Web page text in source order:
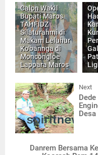
Calon Wakil
Bupati Maros
TAHFIDZ
Silaturahmi di
Makam Leluhur
Ko'bannga di
Moncongloe
Lappara Maros
Next
Danrem Bersama